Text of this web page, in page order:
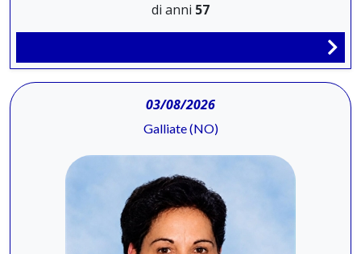
di anni 57
03/08/2026
Galliate (NO)